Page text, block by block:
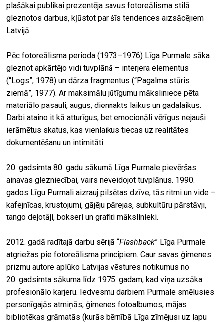
plašākai publikai prezentēja savus fotoreālisma stilā
gleznotos darbus, kļūstot par šīs tendences aizsācējiem
Latvijā.
Pēc fotoreālisma perioda (1973–1976) Līga Purmale sāka
gleznot apkārtējo vidi tuvplānā – interjera elementus
(“Logs”, 1978) un dārza fragmentus (“Pagalma stūris
ziemā”, 1977). Ar maksimālu jūtīgumu māksliniece pēta
materiālo pasauli, augus, diennakts laikus un gadalaikus.
Darbi ataino it kā atturīgus, bet emocionāli vērīgus nejauši
ierāmētus skatus, kas vienlaikus tiecas uz realitātes
dokumentēšanu un intimitāti.
20. gadsimta 80. gadu sākumā Līga Purmale pievēršas
ainavas glezniecībai, vairs neveidojot tuvplānus. 1990.
gados Līgu Purmali aizrauj pilsētas dzīve, tās ritmi un vide –
kafejnīcas, krustojumi, gājēju pārejas, subkultūru pārstāvji,
tango dejotāji, bokseri un grafiti mākslinieki.
2012. gadā radītajā darbu sērijā “Flashback” Līga Purmale
atgriežas pie fotoreālisma principiem. Caur savas ģimenes
prizmu autore aplūko Latvijas vēstures notikumus no
20. gadsimta sākuma līdz 1975. gadam, kad viņa uzsāka
profesionālo karjeru. Iedvesmu darbiem Purmale smēlusies
personīgajās atmiņās, ģimenes fotoalbumos, mājas
bibliotēkas grāmatās (kurās bērnībā Līga zīmējusi uz lapu